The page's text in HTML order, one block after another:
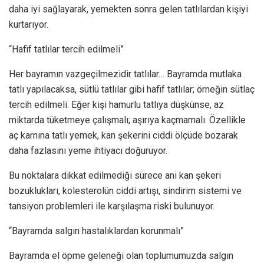
daha iyi sağlayarak, yemekten sonra gelen tatlılardan kişiyi
kurtarıyor.
“Hafif tatlılar tercih edilmeli”
Her bayramın vazgeçilmezidir tatlılar… Bayramda mutlaka
tatlı yapılacaksa, sütlü tatlılar gibi hafif tatlılar; örneğin sütlaç
tercih edilmeli. Eğer kişi hamurlu tatlıya düşkünse, az
miktarda tüketmeye çalışmalı; aşırıya kaçmamalı. Özellikle
aç karnına tatlı yemek, kan şekerini ciddi ölçüde bozarak
daha fazlasını yeme ihtiyacı doğuruyor.
Bu noktalara dikkat edilmediği sürece ani kan şekeri
bozuklukları, kolesterolün ciddi artışı, sindirim sistemi ve
tansiyon problemleri ile karşılaşma riski bulunuyor.
“Bayramda salgın hastalıklardan korunmalı”
Bayramda el öpme geleneği olan toplumumuzda salgın